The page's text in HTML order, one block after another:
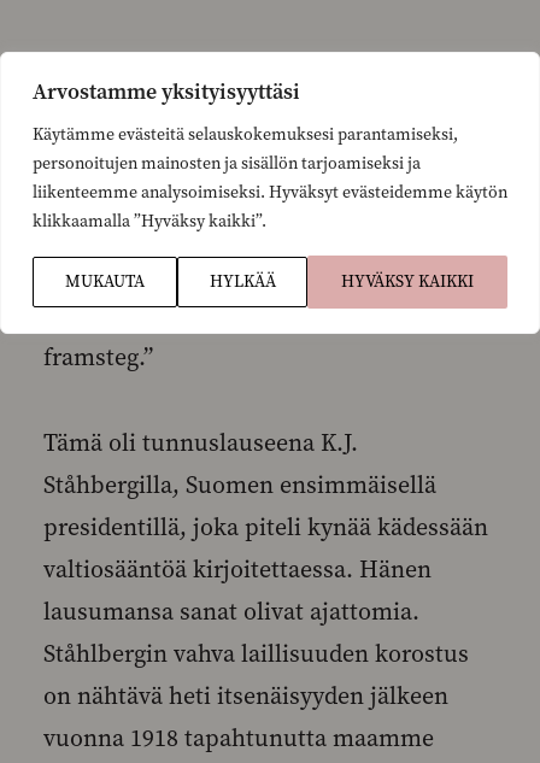
Arvostamme yksityisyyttäsi
Käytämme evästeitä selauskokemuksesi parantamiseksi,
personoitujen mainosten ja sisällön tarjoamiseksi ja
liikenteemme analysoimiseksi. Hyväksyt evästeidemme käytön
klikkaamalla ”Hyväksy kaikki”.
MUKAUTA HYLKÄÄ HYVÄKSY KAIKKI
Herra tasavallan presidentti,
Arvoisa puhemies,
”Laillisuus, kansanvaltaisuus ja edistys.”
”Laglighet, medbestämmande och
framsteg.”
Tämä oli tunnuslauseena K.J.
Ståhbergilla, Suomen ensimmäisellä
presidentillä, joka piteli kynää kädessään
valtiosääntöä kirjoitettaessa. Hänen
lausumansa sanat olivat ajattomia.
Ståhlbergin vahva laillisuuden korostus
on nähtävä heti itsenäisyyden jälkeen
vuonna 1918 tapahtunutta maamme